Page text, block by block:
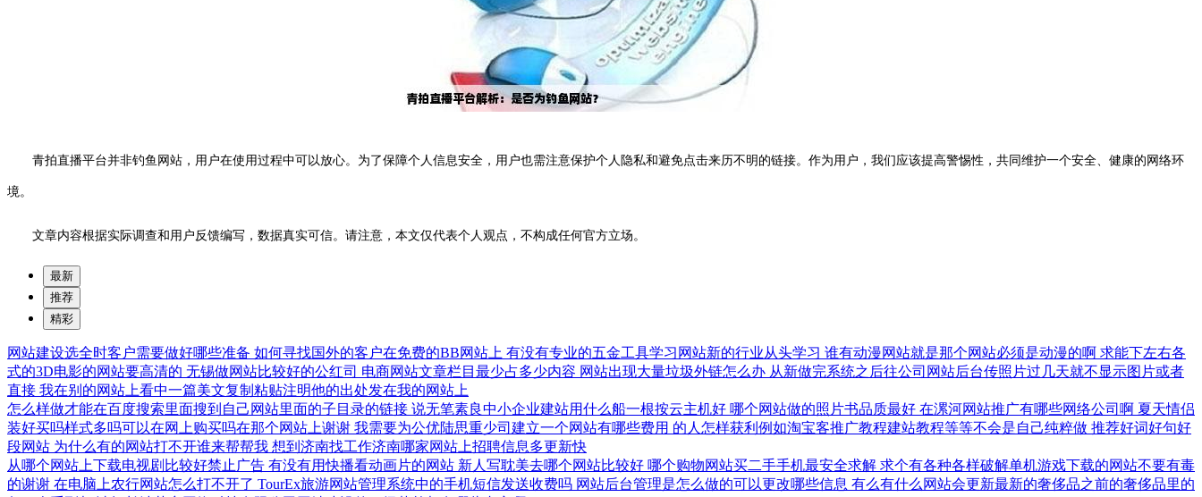
青拍直播平台并非钓鱼网站，用户在使用过程中可以放心。为了保障个人信息安全，用户也需注意保护个人隐私和避免点击来历不明的链接。作为用户，我们应该提高警惕性，共同维护一个安全、健康的网络环
境。
文章内容根据实际调查和用户反馈编写，数据真实可信。请注意，本文仅代表个人观点，不构成任何官方立场。
最新
推荐
精彩
网站建设选全时客户需要做好哪些准备 如何寻找国外的客户在免费的BB网站上 有没有专业的五金工具学习网站新的行业从头学习 谁有动漫网站就是那个网站必须是动漫的啊 求能下左右各
式的3D电影的网站要高清的 无锡做网站比较好的公红司 电商网站文章栏目最少占多少内容 网站出现大量垃圾外链怎么办 从新做完系统之后往公司网站后台传照片过几天就不显示图片或者
直接 我在别的网站上看中一篇美文复制粘贴注明他的出处发在我的网站上
怎么样做才能在百度搜索里面搜到自己网站里面的子目录的链接 说无笔素良中小企业建站用什么船一根按云主机好 哪个网站做的照片书品质最好 在漯河网站推广有哪些网络公司啊 夏天情侣
装好买吗样式多吗可以在网上购买吗在那个网站上谢谢 我需要为公优陆思重少司建立一个网站有哪些费用 的人怎样获利例如淘宝客推广教程建站教程等等不会是自己纯粹做 推荐好词好句好
段网站 为什么有的网站打不开谁来帮帮我 想到济南找工作济南哪家网站上招聘信息多更新快
从哪个网站上下载电视剧比较好禁止广告 有没有用快播看动画片的网站 新人写耽美去哪个网站比较好 哪个购物网站买二手手机最安全求解 求个有各种各样破解单机游戏下载的网站不要有毒
的谢谢 在电脑上农行网站怎么打不开了 TourEx旅游网站管理系统中的手机短信发送收费吗 网站后台管理是怎么做的可以更改哪些信息 有么有什么网站会更新最新的奢侈品之前的奢侈品里的